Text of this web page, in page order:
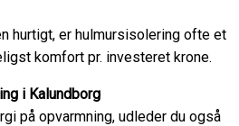
hurtigt, er hulmursisolering ofte et
komfort pr. investeret krone.
i Kalundborg
på opvarmning, udleder du også